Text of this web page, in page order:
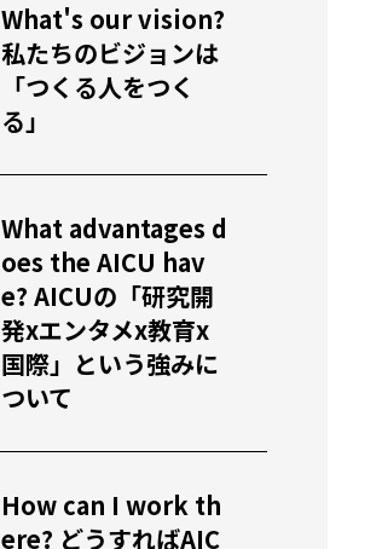
What's our vision?
私たちのビジョンは
「つくる人をつく
る」
What advantages d
oes the AICU hav
e? AICUの「研究開
発xエンタメx教育x
国際」という強みに
ついて
How can I work th
ere? どうすればAIC